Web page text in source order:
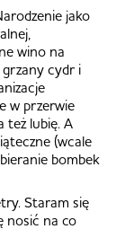
jako
wino na
cydr i
w przerwie
też lubię. A
(wcale
bombek
Staram się
nosić na co